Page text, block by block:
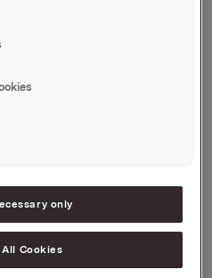
har vi valgt å kalle
som avdekket
om drøyt 11.000 flasker.
på flaskens bakside,
only
Cookies